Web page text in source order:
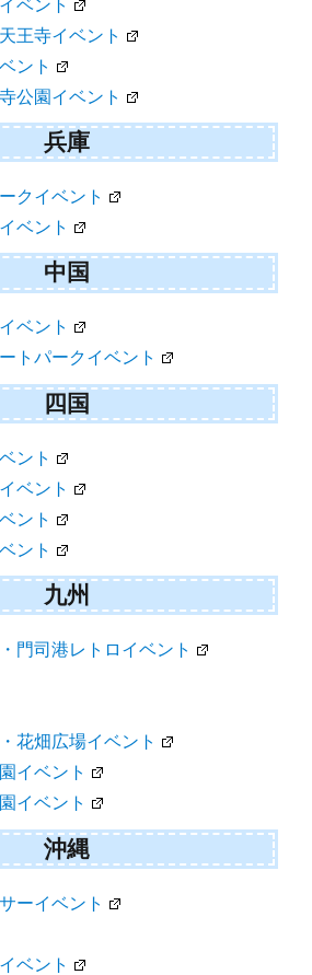
ベント
王寺イベント
ント
公園イベント
兵庫
クイベント
ベント
中国
ベント
トパークイベント
四国
ント
ベント
ント
ント
九州
門司港レトロイベント
花畑広場イベント
イベント
イベント
沖縄
ーイベント
ベント